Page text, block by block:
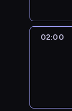
02:00